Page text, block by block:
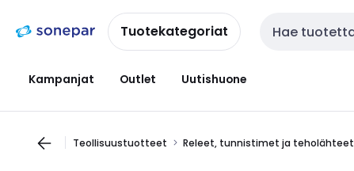
navigointiinsisältöönTuotekategoriat Haku
Kampanjat Outlet Uutishuone
Teollisuustuotteet Releet, tunnistimet ja teholähteet